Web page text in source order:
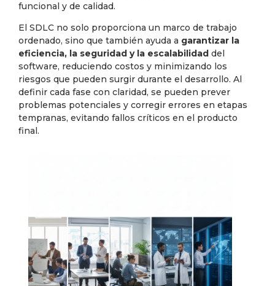
funcional y de calidad.
El SDLC no solo proporciona un marco de trabajo
ordenado, sino que también ayuda a garantizar la
eficiencia, la seguridad y la escalabilidad del
software, reduciendo costos y minimizando los
riesgos que pueden surgir durante el desarrollo. Al
definir cada fase con claridad, se pueden prever
problemas potenciales y corregir errores en etapas
tempranas, evitando fallos críticos en el producto
final.